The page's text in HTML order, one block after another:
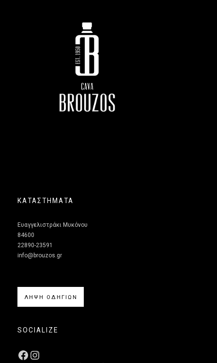
ΚΑΤΑΣΤΗΜΑΤΑ
Ευαγγελιστράκι Μυκόνου
84600
22890-23591
info@brouzos.gr
ΛΗΨΗ ΟΔΗΓΙΩΝ
SOCIALIZE